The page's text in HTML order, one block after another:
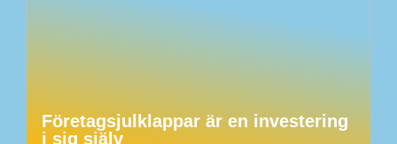
Företagsjulklappar är en investering
i sig själv